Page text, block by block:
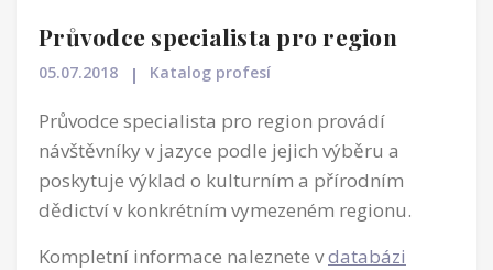
Průvodce specialista pro region
05.07.2018 Katalog profesí
Průvodce specialista pro region provádí
návštěvníky v jazyce podle jejich výběru a
poskytuje výklad o kulturním a přírodním
dědictví v konkrétním vymezeném regionu.
Kompletní informace naleznete vdatabázi